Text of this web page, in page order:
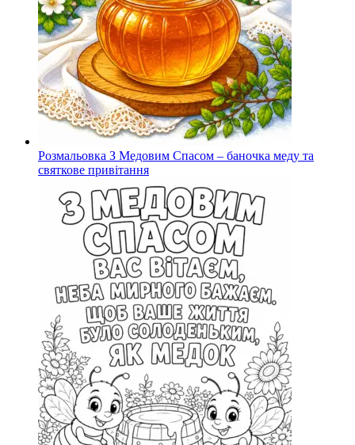
Розмальовка З Медовим Спасом – баночка меду та
святкове привітання